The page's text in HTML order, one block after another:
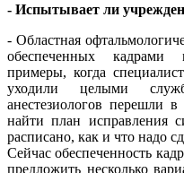
- Испытывает ли
- Областная
обеспеченных кадрами
примеры, когда
уходили целыми
анестезиологов перешли
найти план исправления
расписано, как и что надо
Сейчас обеспеченность
предложить несколько